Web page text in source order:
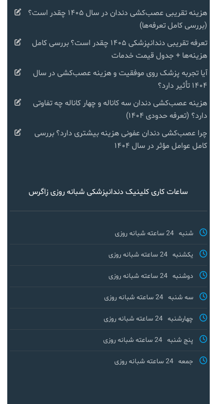
هزینه تقریبی عصب‌کشی دندان در سال ۱۴۰۵ چقدر است؟
(بررسی کامل تعرفه‌ها)
تعرفه تقریبی دندانپزشکی ۱۴۰۵ چقدر است؟ بررسی کامل
هزینه‌ها + جدول قیمت خدمات
آیا تجربه پزشک روی موفقیت و هزینه عصب‌کشی در سال
۱۴۰۴ تأثیر دارد؟
هزینه عصب‌کشی دندان سه کاناله و چهار کاناله چه تفاوتی
دارد؟ (تعرفه حدودی ۱۴۰۴)
چرا عصب‌کشی دندان عفونی هزینه بیشتری دارد؟ بررسی
کامل عوامل مؤثر در سال ۱۴۰۴
ساعات کاری کلینیک دندانپزشکی شبانه روزی زاگرس
شنبه 24 ساعته شبانه روزی
یکشنبه 24 ساعته شبانه روزی
دوشنبه 24 ساعته شبانه روزی
سه شنبه 24 ساعته شبانه روزی
چهارشنبه 24 ساعته شبانه روزی
پنج شنبه 24 ساعته شبانه روزی
جمعه 24 ساعته شبانه روزی